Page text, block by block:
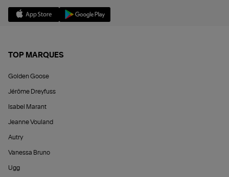
TOP MARQUES
Golden Goose
Jérôme Dreyfuss
Isabel Marant
Jeanne Vouland
Autry
Vanessa Bruno
Ugg